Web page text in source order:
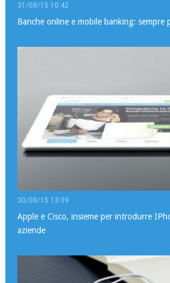
31/08/15 10:42
Banche online e mobile banking: sempre
30/08/15 13:09
Apple e Cisco, insieme per introdurre
aziende